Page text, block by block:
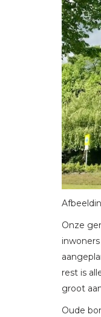
Onze
rest is
groot
Oude